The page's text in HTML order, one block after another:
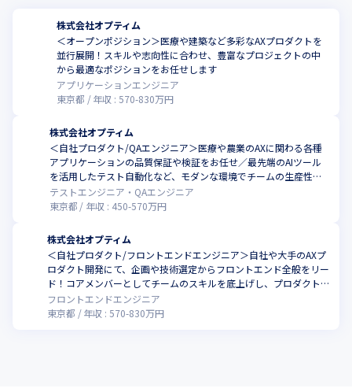
株式会社オプティム
＜オープンポジション＞医療や建築など多彩なAXプロダクトを
並行展開！スキルや志向性に合わせ、豊富なプロジェクトの中
から最適なポジションをお任せします
アプリケーションエンジニア
東京都
年収 :570-830万円
株式会社オプティム
＜自社プロダクト/QAエンジニア＞医療や農業のAXに関わる各種
アプリケーションの品質保証や検証をお任せ／最先端のAIツール
を活用したテスト自動化など、モダンな環境でチームの生産性を
ともに高めませんか
テストエンジニア・QAエンジニア
東京都
年収 : 450-570万円
株式会社オプティム
＜自社プロダクト/フロントエンドエンジニア＞自社や大手のAXプ
ロダクト開発にて、企画や技術選定からフロントエンド全般をリー
ド！コアメンバーとしてチームのスキルを底上げし、プロダクト
を進化させる役割をお任せします
フロントエンドエンジニア
東京都
年収 :570-830万円